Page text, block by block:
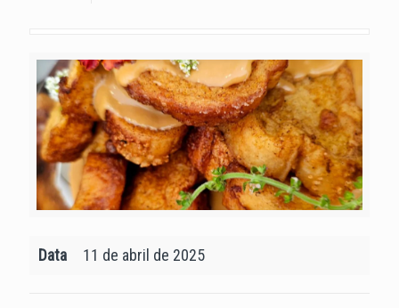
Data 11 de abril de 2025